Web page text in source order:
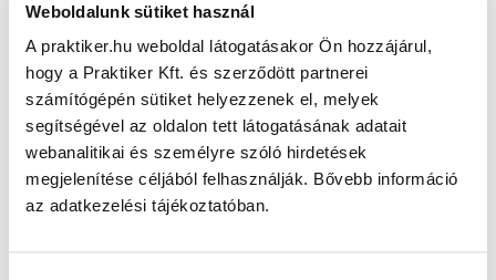
Weboldalunk sütiket használ
A praktiker.hu weboldal látogatásakor Ön hozzájárul,
hogy a Praktiker Kft. és szerződött partnerei
számítógépén sütiket helyezzenek el, melyek
segítségével az oldalon tett látogatásának adatait
webanalitikai és személyre szóló hirdetések
megjelenítése céljából felhasználják. Bővebb információ
az adatkezelési tájékoztatóban.
Oldal újratöltése